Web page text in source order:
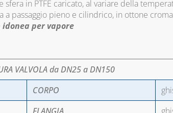
sfera in PTFE caricato, al variare della
a passaggio pieno e cilindrico, in ottone
idonea per vapore
VALVOLA da DN25 a DN150
CORPO